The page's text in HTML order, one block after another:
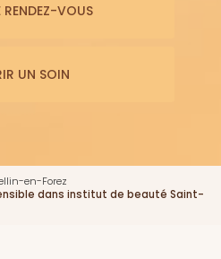
RENDEZ-VOUS
UN SOIN
en-Forez
dans institut de beauté Saint-